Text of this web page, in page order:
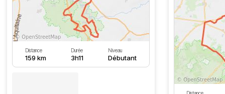
Distance
159 km
Durée
3h11
Niveau
Débutant